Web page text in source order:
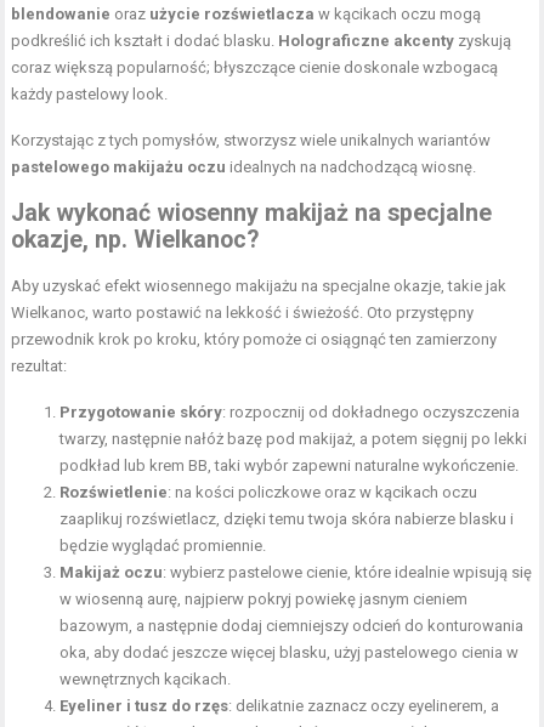
blendowanie oraz użycie rozświetlacza w kącikach oczu mogą
podkreślić ich kształt i dodać blasku. Holograficzne akcenty zyskują
coraz większą popularność; błyszczące cienie doskonale wzbogacą
każdy pastelowy look.
Korzystając z tych pomysłów, stworzysz wiele unikalnych wariantów
pastelowego makijażu oczu idealnych na nadchodzącą wiosnę.
Jak wykonać wiosenny makijaż na specjalne
okazje, np. Wielkanoc?
Aby uzyskać efekt wiosennego makijażu na specjalne okazje, takie jak
Wielkanoc, warto postawić na lekkość i świeżość. Oto przystępny
przewodnik krok po kroku, który pomoże ci osiągnąć ten zamierzony
rezultat:
Przygotowanie skóry: rozpocznij od dokładnego oczyszczenia
twarzy, następnie nałóż bazę pod makijaż, a potem sięgnij po lekki
podkład lub krem BB, taki wybór zapewni naturalne wykończenie.
Rozświetlenie: na kości policzkowe oraz w kącikach oczu
zaaplikuj rozświetlacz, dzięki temu twoja skóra nabierze blasku i
będzie wyglądać promiennie.
Makijaż oczu: wybierz pastelowe cienie, które idealnie wpisują się
w wiosenną aurę, najpierw pokryj powiekę jasnym cieniem
bazowym, a następnie dodaj ciemniejszy odcień do konturowania
oka, aby dodać jeszcze więcej blasku, użyj pastelowego cienia w
wewnętrznych kącikach.
Eyeliner i tusz do rzęs: delikatnie zaznacz oczy eyelinerem, a